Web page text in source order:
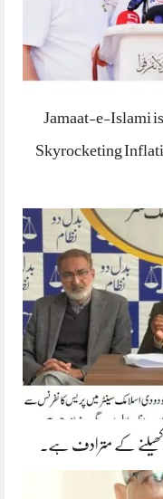
Jamaat-e-Islami
Skyrocketing
کے مترادف ہے۔